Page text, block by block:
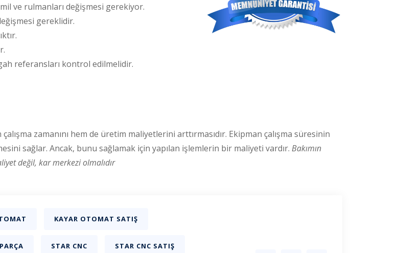
ve rulmanları değişmesi gerekiyor.
gereklidir.
referansları kontrol edilmelidir.
zamanını hem de üretim maliyetlerini arttırmasıdır. Ekipman çalışma süresinin
sağlar. Ancak, bunu sağlamak için yapılan işlemlerin bir maliyeti vardır. Bakımın
değil, kar merkezi olmalıdır
KAYAR OTOMAT SATIŞ
STAR CNC STAR CNC SATIŞ